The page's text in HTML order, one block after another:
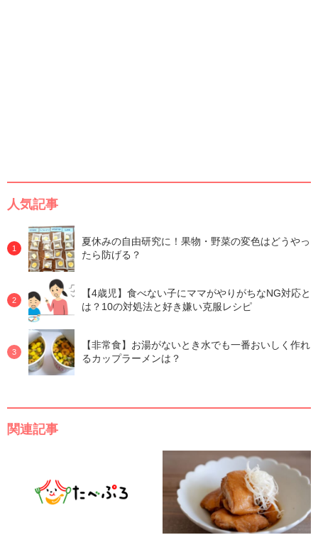
人気記事
夏休みの自由研究に！果物・野菜の変色はどうやっ
たら防げる？
【4歳児】食べない子にママがやりがちなNG対応と
は？10の対処法と好き嫌い克服レシピ
【非常食】お湯がないとき水でも一番おいしく作れ
るカップラーメンは？
関連記事